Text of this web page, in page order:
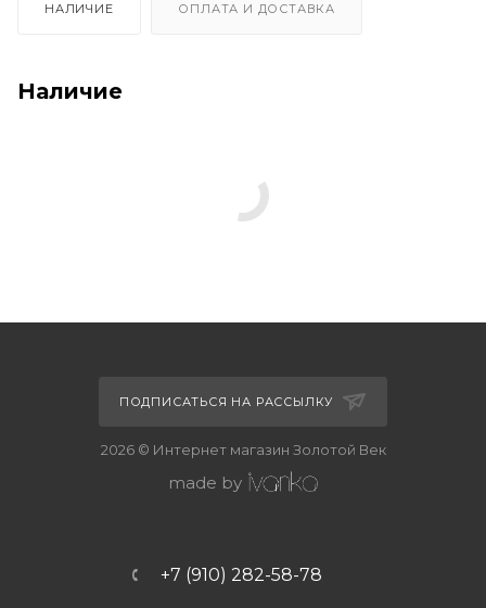
НАЛИЧИЕ ОПЛАТА И ДОСТАВКА
Наличие
ПОДПИСАТЬСЯ НА РАССЫЛКУ
2026 © Интернет магазин Золотой Век
made by
+7 (910) 282-58-78